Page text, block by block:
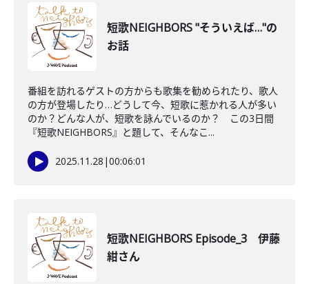
短歌NEIGHBORS "そういえば…"の
お話
番組を訪れるゲストの方からも歌集を勧められたり、歌人
の方が登場したり…どうして今、短歌に惹かれる人が多い
のか？どんな人が、短歌を詠んでいるのか？ この3日間
『短歌NEIGHBORS』と題して、そんなこ...
2025.11.28 |00:06:01
短歌NEIGHBORS Episode_3 伊藤
紺さん